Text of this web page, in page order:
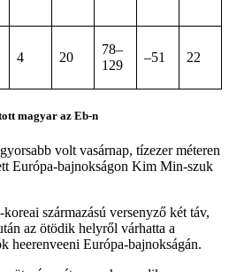
4 20
78–
129
–51 22
magyar az Eb-n
volt vasárnap, tízezer méteren
Európa-bajnokságon Kim Min-szuk
származású versenyző két táv,
az ötödik helyről várhatta a
heerenveeni Európa-bajnokságán.